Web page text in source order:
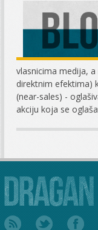
vlasnicima medija,
direktnim efektima)
(near-sales) -
akciju koja se